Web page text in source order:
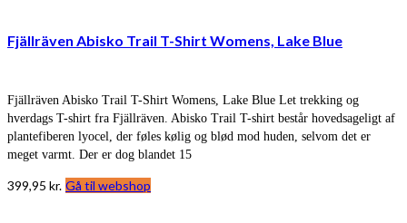
Fjällräven Abisko Trail T-Shirt Womens, Lake Blue
Fjällräven Abisko Trail T-Shirt Womens, Lake Blue Let trekking og
hverdags T-shirt fra Fjällräven. Abisko Trail T-shirt består hovedsageligt af
plantefiberen lyocel, der føles kølig og blød mod huden, selvom det er
meget varmt. Der er dog blandet 15
399,95 kr. Gå til webshop